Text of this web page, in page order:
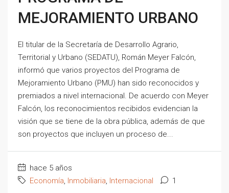
MEJORAMIENTO URBANO
El titular de la Secretaría de Desarrollo Agrario,
Territorial y Urbano (SEDATU), Román Meyer Falcón,
informó que varios proyectos del Programa de
Mejoramiento Urbano (PMU) han sido reconocidos y
premiados a nivel internacional. De acuerdo con Meyer
Falcón, los reconocimientos recibidos evidencian la
visión que se tiene de la obra pública, además de que
son proyectos que incluyen un proceso de...
hace 5 años
Economía, Inmobiliaria, Internacional 1